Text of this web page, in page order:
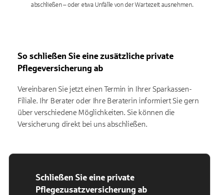
abschließen – oder etwa Unfälle von der Wartezeit ausnehmen.
So schließen Sie eine zusätzliche private
Pflegeversicherung ab
Vereinbaren Sie jetzt einen Termin in Ihrer Sparkassen-
Filiale. Ihr Berater oder Ihre Beraterin informiert Sie gern
über verschiedene Möglichkeiten. Sie können die
Versicherung direkt bei uns abschließen.
Schließen Sie eine private
Pflegezusatzversicherung ab